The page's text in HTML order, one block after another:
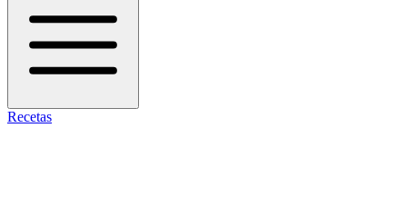
Recetas